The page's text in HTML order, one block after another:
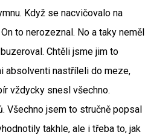
Když se nacvičovalo na
to nerozeznal. No a taky neměl
Chtěli jsme jim to
absolventi nastříleli do meze,
vždycky snesl všechno.
Všechno jsem to stručně popsal
takhle, ale i třeba to, jak